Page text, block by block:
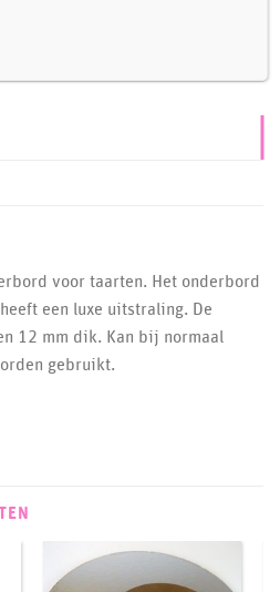
voor taarten. Het onderbord
een luxe uitstraling. De
12 mm dik. Kan bij normaal
gebruikt.